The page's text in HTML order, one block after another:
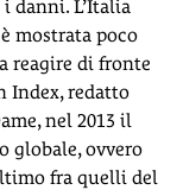
danni. L’Italia
mostrata poco
reagire di fronte
Index, redatto
nel 2013 il
globale, ovvero
fra quelli del